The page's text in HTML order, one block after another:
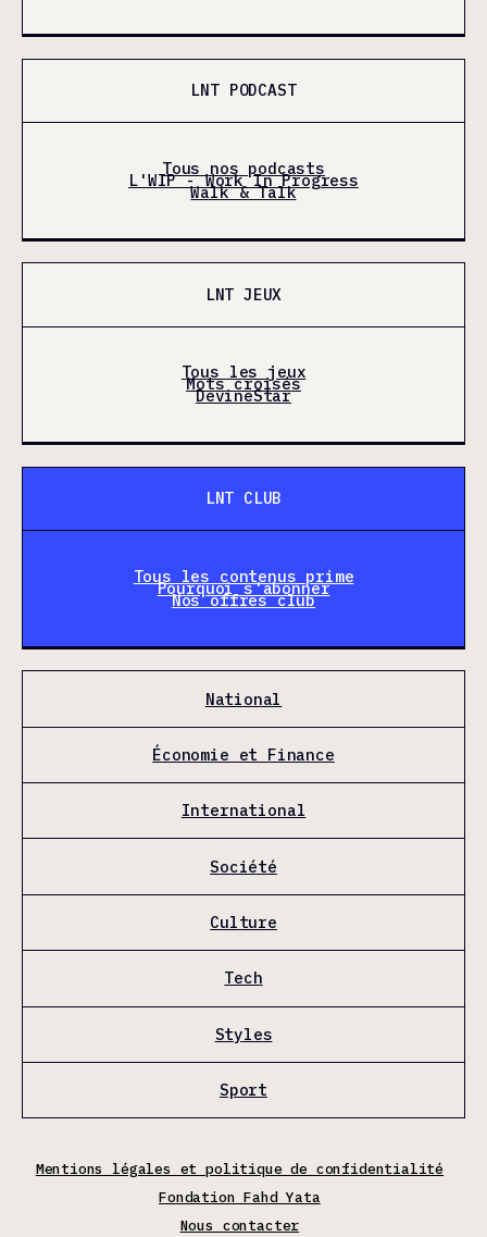
LNT PODCAST
Tous nos podcasts
L'WIP - Work In Progress
Walk & Talk
LNT JEUX
Tous les jeux
Mots croisés
DevineStar
LNT CLUB
Tous les contenus prime
Pourquoi s'abonner
Nos offres club
National
Économie et Finance
International
Société
Culture
Tech
Styles
Sport
Mentions légales et politique de confidentialité
Fondation Fahd Yata
Nous contacter